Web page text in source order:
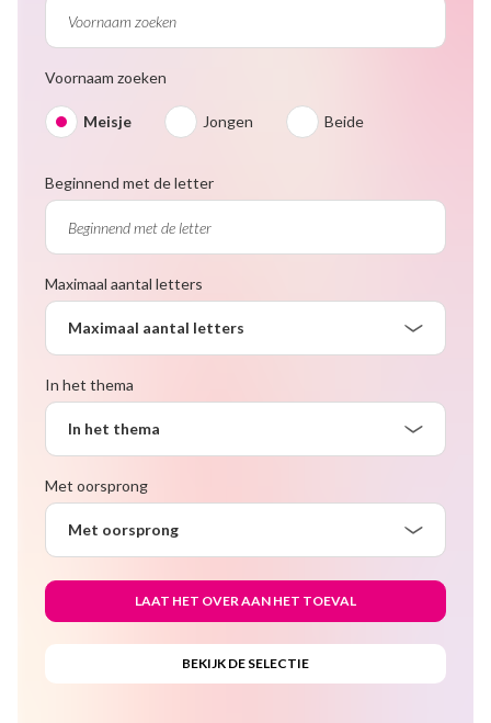
Voornaam zoeken
Meisje Jongen Beide
Beginnend met de letter
Maximaal aantal letters
Maximaal aantal letters
In het thema
In het thema
Met oorsprong
Met oorsprong